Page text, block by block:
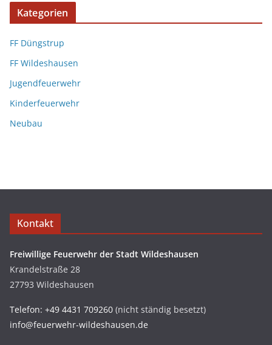
Kategorien
FF Düngstrup
FF Wildeshausen
Jugendfeuerwehr
Kinderfeuerwehr
Neubau
Kontakt
Freiwillige Feuerwehr der Stadt Wildeshausen
Krandelstraße 28
27793 Wildeshausen
Telefon: +49 4431 709260 (nicht ständig besetzt)
info@feuerwehr-wildeshausen.de